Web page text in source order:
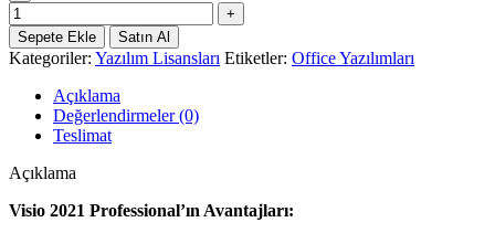
Sepete Ekle Satın Al
Kategoriler: Yazılım Lisansları Etiketler: Office Yazılımları
Açıklama
Değerlendirmeler (0)
Teslimat
Açıklama
Visio 2021 Professional’ın Avantajları: